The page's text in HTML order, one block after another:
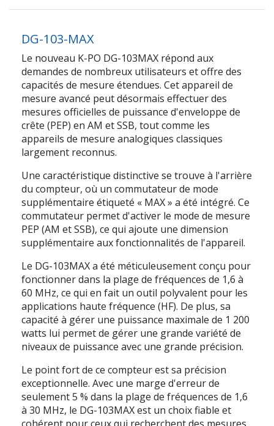
DG-103-MAX
Le nouveau K-PO DG-103MAX répond aux
demandes de nombreux utilisateurs et offre des
capacités de mesure étendues. Cet appareil de
mesure avancé peut désormais effectuer des
mesures officielles de puissance d'enveloppe de
crête (PEP) en AM et SSB, tout comme les
appareils de mesure analogiques classiques
largement reconnus.
Une caractéristique distinctive se trouve à l'arrière
du compteur, où un commutateur de mode
supplémentaire étiqueté « MAX » a été intégré. Ce
commutateur permet d'activer le mode de mesure
PEP (AM et SSB), ce qui ajoute une dimension
supplémentaire aux fonctionnalités de l'appareil.
Le DG-103MAX a été méticuleusement conçu pour
fonctionner dans la plage de fréquences de 1,6 à
60 MHz, ce qui en fait un outil polyvalent pour les
applications haute fréquence (HF). De plus, sa
capacité à gérer une puissance maximale de 1 200
watts lui permet de gérer une grande variété de
niveaux de puissance avec une grande précision.
Le point fort de ce compteur est sa précision
exceptionnelle. Avec une marge d'erreur de
seulement 5 % dans la plage de fréquences de 1,6
à 30 MHz, le DG-103MAX est un choix fiable et
cohérent pour ceux qui recherchent des mesures